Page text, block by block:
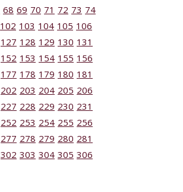
68 69 70 71 72 73 74
102 103 104 105 106
127 128 129 130 131
152 153 154 155 156
177 178 179 180 181
202 203 204 205 206
227 228 229 230 231
252 253 254 255 256
277 278 279 280 281
302 303 304 305 306